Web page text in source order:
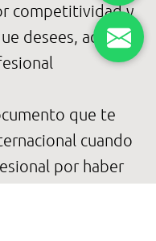
competitividad y
desees, acorde a
que te
cuando
por haber